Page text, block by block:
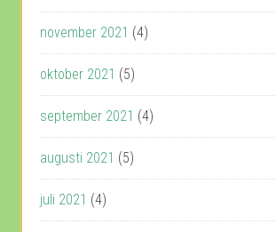
november 2021 (4)
oktober 2021 (5)
september 2021 (4)
augusti 2021 (5)
juli 2021 (4)